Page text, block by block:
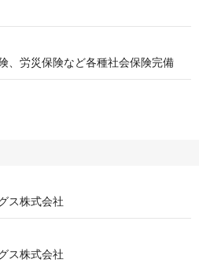
、労災保険など各種社会保険完備
ス株式会社
ス株式会社